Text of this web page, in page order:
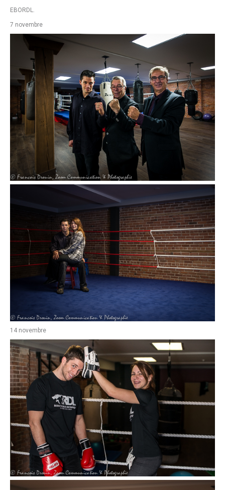
EBORDL.
7 novembre
14 novembre